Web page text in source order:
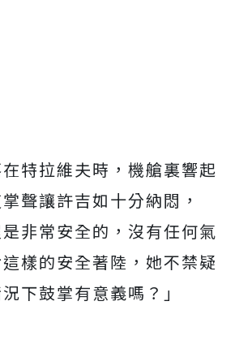
特拉維夫時，機艙裏響起
聲讓許吉如十分納悶，
是非常安全的，沒有任何氣
樣的安全著陸，她不禁疑
下鼓掌有意義嗎？」